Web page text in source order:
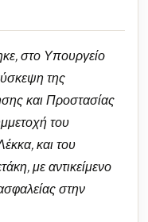
στο Υπουργείο
της
και Προστασίας
του
και του
με αντικείμενο
στην